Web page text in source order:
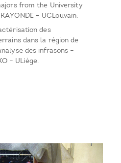
from the University
– UCLouvain;
des
dans la région de
des infrasons –
– ULiège.